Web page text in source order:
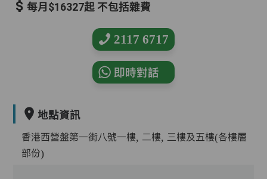
每月$16327起 不包括雜費
2117 6717
即時對話
地點資訊
香港西營盤第一街八號一樓, 二樓, 三樓及五樓(各樓層
部份)